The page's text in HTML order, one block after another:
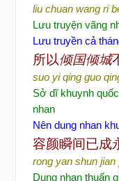
liu chuan wang ri
Lưu truyện vãng
Lưu truyền cả
所以倾国倾城
suo yi qing guo
Sở dĩ khuynh
nhan
Nên dung nhan
容颜瞬间已成
rong yan shun
Dung nhan thuấn